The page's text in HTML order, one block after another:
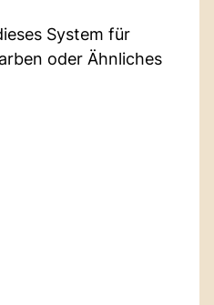
System für
oder Ähnliches